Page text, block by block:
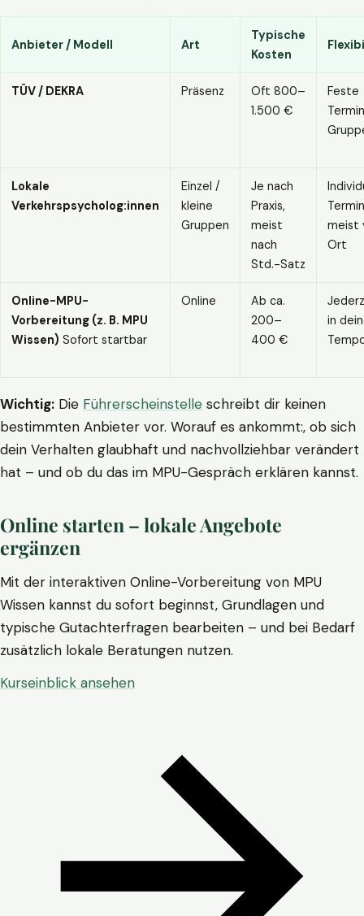
Anbieter / Modell Art
Typische
Kosten
TÜV / DEKRA Präsenz
Oft 800–
1.500 €
Feste
Lokale
Verkehrspsycholog:innen
Einzel /
kleine
Gruppen
Je nach
Praxis,
meist
nach
Std.-Satz
meist
Ort
Online-MPU-
Vorbereitung (z. B. MPU
Wissen) Sofort startbar
Online
Ab ca.
200–
400 €
in
Wichtig: Die Führerscheinstelle schreibt dir keinen
bestimmten Anbieter vor. Worauf es ankommt:, ob sich
dein Verhalten glaubhaft und nachvollziehbar verändert
hat – und ob du das im MPU-Gespräch erklären kannst.
Online starten – lokale Angebote
ergänzen
Mit der interaktiven Online-Vorbereitung von MPU
Wissen kannst du sofort beginnst, Grundlagen und
typische Gutachterfragen bearbeiten – und bei Bedarf
zusätzlich lokale Beratungen nutzen.
Kurseinblick ansehen